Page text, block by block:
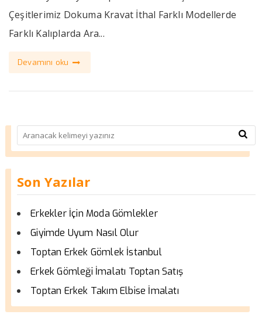
Çeşitlerimiz Dokuma Kravat İthal Farklı Modellerde
Farklı Kalıplarda Ara...
Devamını oku
Son Yazılar
Erkekler İçin Moda Gömlekler
Giyimde Uyum Nasıl Olur
Toptan Erkek Gömlek İstanbul
Erkek Gömleği İmalatı Toptan Satış
Toptan Erkek Takım Elbise İmalatı